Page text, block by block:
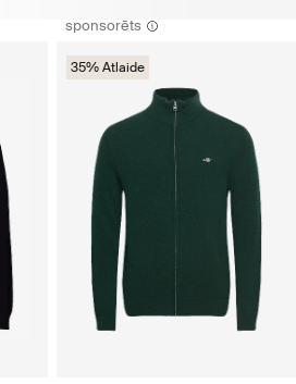
sponsorēts
35% Atlaide